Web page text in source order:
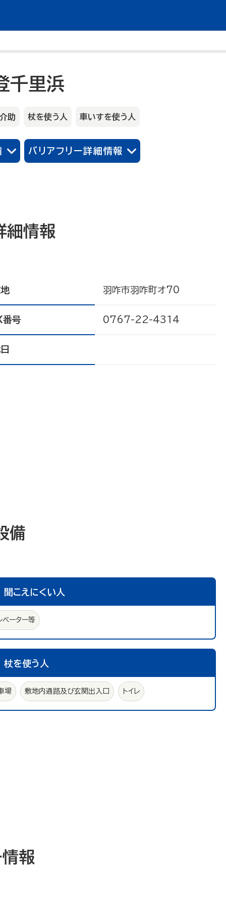
千里浜
助 杖を使う人 車いすを使う人
バリアフリー詳細情報
細情報
羽咋市羽咋町オ70
号 0767-22-4314
備
聞こえにくい人
ベーター等
杖を使う人
場 敷地内通路及び玄関出入口 トイレ
情報